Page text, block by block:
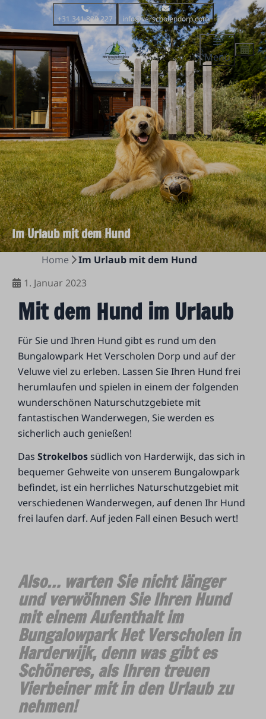
+31 341 820 227 info@verscholendorp.com
Menü
Im Urlaub mit dem Hund
Home
Im Urlaub mit dem Hund
1. Januar 2023
Mit dem Hund im Urlaub
Für Sie und Ihren Hund gibt es rund um den
Bungalowpark Het Verscholen Dorp und auf der
Veluwe viel zu erleben. Lassen Sie Ihren Hund frei
herumlaufen und spielen in einem der folgenden
wunderschönen Naturschutzgebiete mit
fantastischen Wanderwegen, Sie werden es
sicherlich auch genießen!
DasStrokelbossüdlich von Harderwijk, das sich in
bequemer Gehweite von unserem Bungalowpark
befindet, ist ein herrliches Naturschutzgebiet mit
verschiedenen Wanderwegen, auf denen Ihr Hund
frei laufen darf. Auf jeden Fall einen Besuch wert!
Also… warten Sie nicht länger
und verwöhnen Sie Ihren Hund
mit einem Aufenthalt im
Bungalowpark Het Verscholen in
Harderwijk, denn was gibt es
Schöneres, als Ihren treuen
Vierbeiner mit in den Urlaub zu
nehmen!